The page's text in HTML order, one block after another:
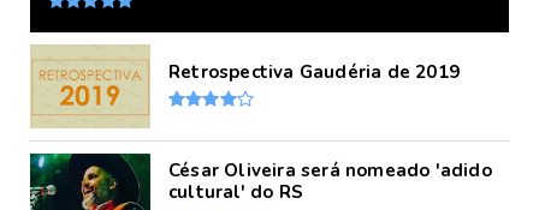
Retrospectiva Gaudéria de 2019
César Oliveira será nomeado 'adido
cultural' do RS